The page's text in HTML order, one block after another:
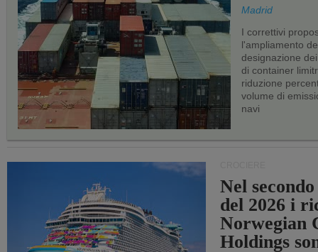
Madrid
I correttivi
l'ampliamento
designazione
di container
riduzione
volume di
navi
Nel
del 2026 i
Norwegian
Holdings